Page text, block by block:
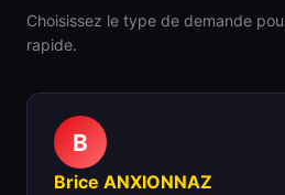
Choisissez le type de demande
rapide.
B
Brice ANXIONNAZ